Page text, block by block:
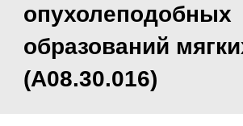
опухолеподобных
образований
(А08.30.016)